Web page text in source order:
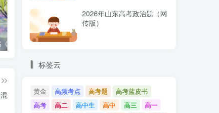
高考蓝皮书《高考研究报告（2025）》出版发行 12种选科组合优劣势
2026年山东高考政治题（网
传版）
标签云
黄金 高频考点 高考题
高考蓝皮书
高考
高二 高中生 高中 高三
高一